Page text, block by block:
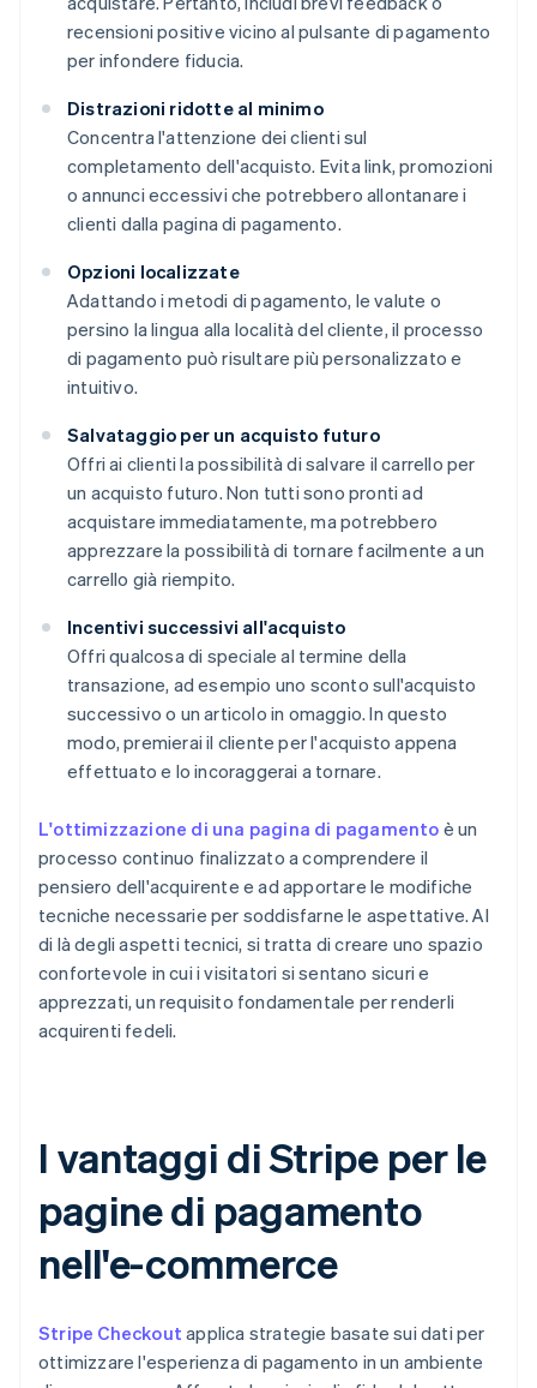
recensioni positive vicino al pulsante di pagamento
per infondere fiducia.
Distrazioni ridotte al minimo
Concentra l'attenzione dei clienti sul
completamento dell'acquisto. Evita link, promozioni
o annunci eccessivi che potrebbero allontanare i
clienti dalla pagina di pagamento.
Opzioni localizzate
Adattando i metodi di pagamento, le valute o
persino la lingua alla località del cliente, il processo
di pagamento può risultare più personalizzato e
intuitivo.
Salvataggio per un acquisto futuro
Offri ai clienti la possibilità di salvare il carrello per
un acquisto futuro. Non tutti sono pronti ad
acquistare immediatamente, ma potrebbero
apprezzare la possibilità di tornare facilmente a un
carrello già riempito.
Incentivi successivi all'acquisto
Offri qualcosa di speciale al termine della
transazione, ad esempio uno sconto sull'acquisto
successivo o un articolo in omaggio. In questo
modo, premierai il cliente per l'acquisto appena
effettuato e lo incoraggerai a tornare.
L'ottimizzazione di una pagina di pagamento è un
processo continuo finalizzato a comprendere il
pensiero dell'acquirente e ad apportare le modifiche
tecniche necessarie per soddisfarne le aspettative. Al
di là degli aspetti tecnici, si tratta di creare uno spazio
confortevole in cui i visitatori si sentano sicuri e
apprezzati, un requisito fondamentale per renderli
acquirenti fedeli.
I vantaggi di Stripe per le
pagine di pagamento
nell'e-commerce
Stripe Checkout applica strategie basate sui dati per
ottimizzare l'esperienza di pagamento in un ambiente